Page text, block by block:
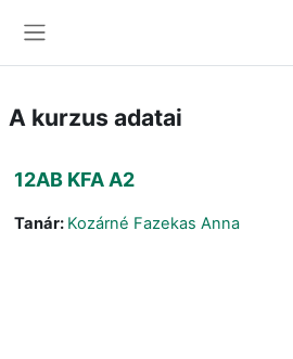
A kurzus adatai
12AB KFA A2
Tanár: Kozárné Fazekas Anna